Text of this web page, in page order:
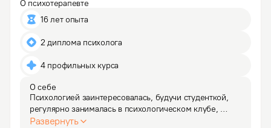
О психотерапевте
16 лет опыта
2 диплома психолога
4 профильных курса
О себе
Психологией заинтересовалась, будучи студенткой,
регулярно занималась в психологическом клубе,
работала на телевидении и вела психологическую
Развернуть